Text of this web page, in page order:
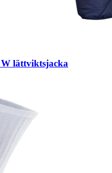
lättviktsjacka